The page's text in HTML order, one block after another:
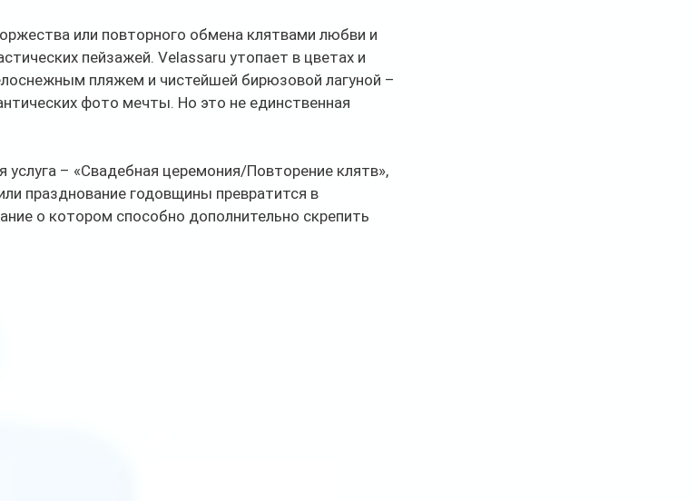
или повторного обмена клятвами любви и
пейзажей. Velassaru утопает в цветах и
пляжем и чистейшей бирюзовой лагуной –
фото мечты. Но это не единственная
услуга – «Свадебная церемония/Повторение клятв»,
празднование годовщины превратится в
о котором способно дополнительно скрепить